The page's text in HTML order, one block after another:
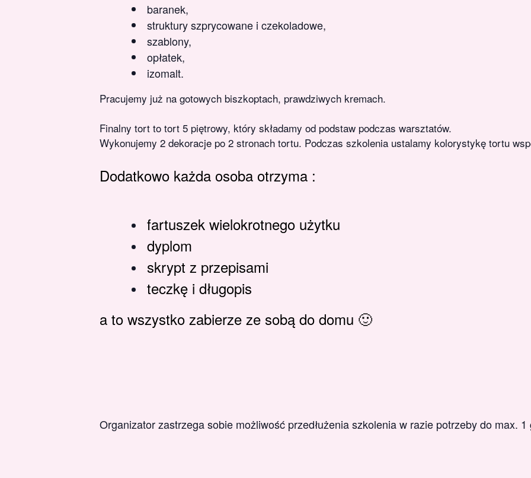
baranek,
struktury szprycowane i czekoladowe,
szablony,
opłatek,
izomalt.
Pracujemy już na gotowych biszkoptach, prawdziwych kremach.
Finalny tort to tort 5 piętrowy, który składamy od podstaw podczas warsztatów.
Wykonujemy 2 dekoracje po 2 stronach tortu. Podczas szkolenia ustalamy kolorystykę tortu
Dodatkowo każda osoba otrzyma :
fartuszek wielokrotnego użytku
dyplom
skrypt z przepisami
teczkę i długopis
a to wszystko zabierze ze sobą do domu 🙂
Organizator zastrzega sobie możliwość przedłużenia szkolenia w razie potrzeby do max. 1